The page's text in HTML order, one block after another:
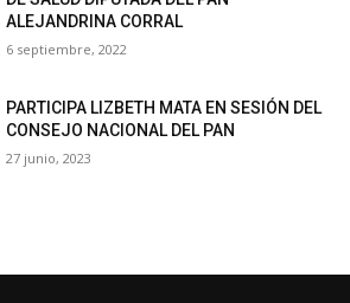
ALEJANDRINA CORRAL
6 septiembre, 2022
PARTICIPA LIZBETH MATA EN SESIÓN DEL
CONSEJO NACIONAL DEL PAN
27 junio, 2023